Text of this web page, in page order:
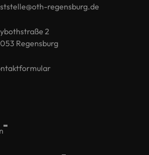
regensburg.de
2
Regensburg